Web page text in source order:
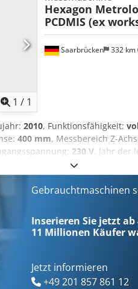
SW-Update) Chedpfjdy
gehören dem Hersteller Hexagon
1 / 1
Saarbrücken 332 km
Hexagon
PCDMIS (ex
2010, Funktionsfähigkeit:
400 mm, Messbereich Z-
230 V, Jahr der
Handbuch, Typenschild
mit Gewährleistung und
Hexagon Optiv 442
· Messbereich
Abrja · Gewicht: ca. 940kg ·
+ L/150; U3=2,9 + L/100 (L=
s · inkl. Kamera mit 2-
· inkl. Renishaw
Betrieb · inkl. Windows 10
Gebrauchtmaschinen
Inserieren Sie jetzt ab
11 Millionen Käufer
Jetzt informieren
+49 201 857 861 12